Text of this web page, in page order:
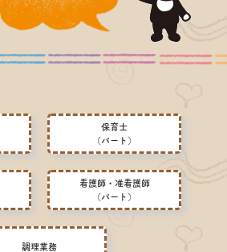
保育士
（パート）
看護師・准看護師
（パート）
調理業務